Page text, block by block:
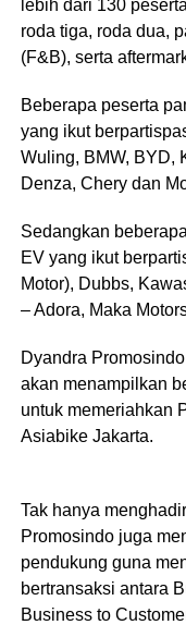
lebih dari 130
roda tiga, roda dua,
(F&B), serta
Beberapa peserta
yang ikut
Wuling, BMW, BYD,
Denza, Chery dan
Sedangkan
EV yang ikut
Motor), Dubbs,
– Adora, Maka
Dyandra
akan menampilkan
untuk memeriahkan
Asiabike Jakarta.
Tak hanya
Promosindo juga
pendukung guna
bertransaksi antara
Business to